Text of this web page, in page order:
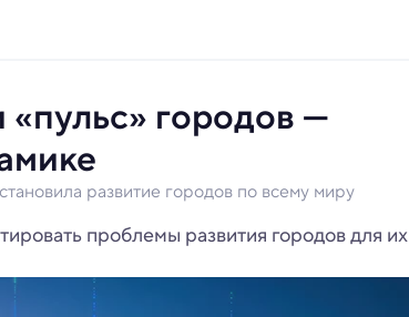
городов —
развитие городов по всему миру
проблемы развития городов для их